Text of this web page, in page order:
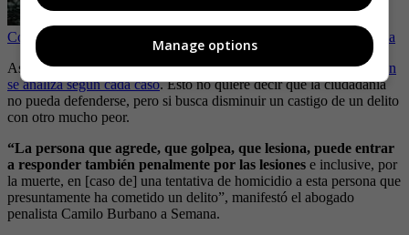
Comunidad asesina a supuesto ladrón que estaba robando una finca
Así las cosas, dichas acciones podrían tener cárcel, perola situación
se analiza según cada caso. Esto no quiere decir que la ciudadanía
no pueda defenderse, pero si busca disminuir un castigo de un delito
con otro mucho peor.
“La persona que agrede, que golpea, que lesiona, puede entrar
a responder también penalmente por las lesiones e inclusive, por
la muerte, en [caso de] una tentativa de homicidio a esta persona que
presuntamente ha cometido un delito”, manifestó el abogado
penalista Camilo Burbano a Semana.
Manage options